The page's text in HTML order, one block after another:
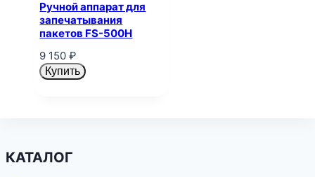
Ручной аппарат для
запечатывания
пакетов FS-500H
9 150₽
Купить
КАТАЛОГ